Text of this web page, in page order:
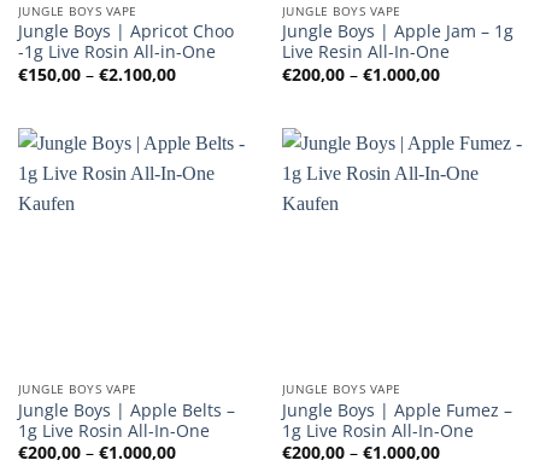
JUNGLE BOYS VAPE
Jungle Boys | Apricot Choo
-1g Live Rosin All-in-One
€150,00 – €2.100,00Preisspanne:
€150,00
JUNGLE BOYS VAPE
Jungle Boys | Apple Jam – 1g
Live Resin All-In-One
€200,00 – €1.000,00
€200,00
JUNGLE BOYS VAPE
Jungle Boys | Apple Belts –
1g Live Rosin All-In-One
€200,00 – €1.000,00Preisspanne:
JUNGLE BOYS VAPE
Jungle Boys | Apple Fumez –
1g Live Rosin All-In-One
€200,00 – €1.000,00